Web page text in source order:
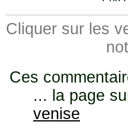
Cliquer sur les
Ces
... la page
venise